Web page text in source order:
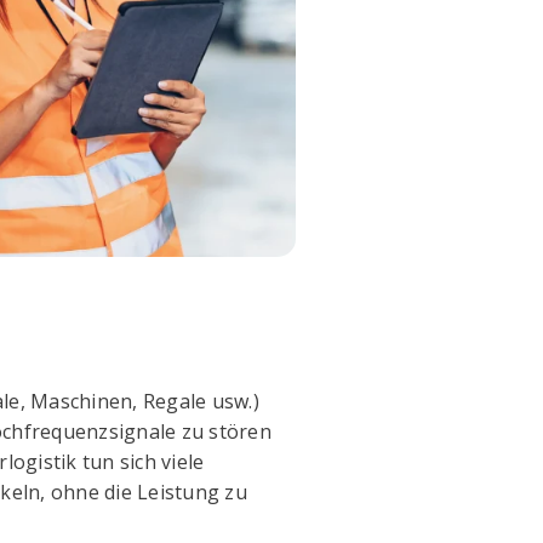
Maschinen, Regale usw.)
zu stören
tun sich viele
ohne die Leistung zu